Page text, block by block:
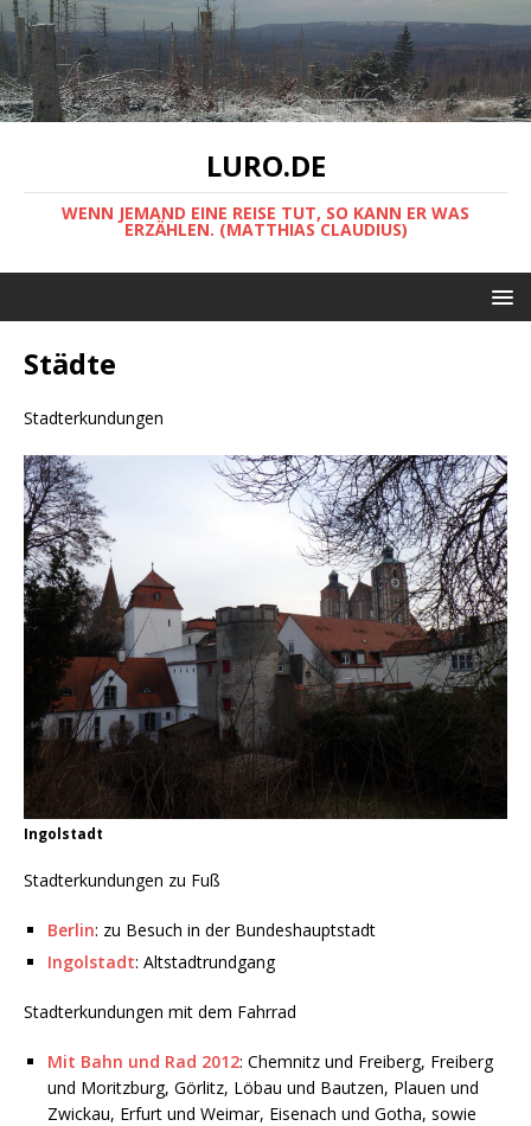
LURO.DE
WENN JEMAND EINE REISE TUT, SO KANN ER WAS
ERZÄHLEN. (MATTHIAS CLAUDIUS)
Städte
Stadterkundungen
Ingolstadt
Stadterkundungen zu Fuß
Berlin: zu Besuch in der Bundeshauptstadt
Ingolstadt: Altstadtrundgang
Stadterkundungen mit dem Fahrrad
Mit Bahn und Rad 2012: Chemnitz und Freiberg, Freiberg
und Moritzburg, Görlitz, Löbau und Bautzen, Plauen und
Zwickau, Erfurt und Weimar, Eisenach und Gotha, sowie